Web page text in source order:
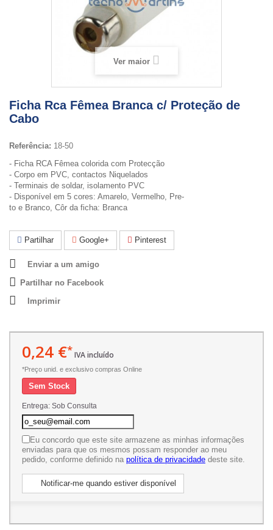
Ver maior
Ficha Rca Fêmea Branca c/ Proteção de
Cabo
Referência: 18-50
- Ficha RCA Fêmea colorida com Protecção
- Corpo em PVC, contactos Niquelados
- Terminais de soldar, isolamento PVC
- Disponível em 5 cores: Amarelo, Vermelho, Pre-
to e Branco, Côr da ficha: Branca
Partilhar Google+ Pinterest
Enviar a um amigo
Partilhar no Facebook
Imprimir
0,24 €*IVA incluído
*Preço unid. e exclusivo compras Online
Sem Stock
Entrega: Sob Consulta
Eu concordo que este site armazene as minhas informações
enviadas para que os mesmos possam responder ao meu
pedido, conforme definido na política de privacidade deste site.
Notificar-me quando estiver disponível